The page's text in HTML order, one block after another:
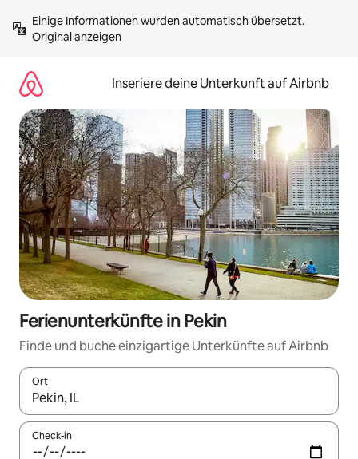
Inhalten
springenOriginal anzeigen
Inseriere deine Unterkunft auf Airbnb
Ferienunterkünfte in Pekin
Finde und buche einzigartige Unterkünfte auf Airbnb
Ort
Wenn Ergebnisse verfügbar sind, navigiere mit den
Check-in